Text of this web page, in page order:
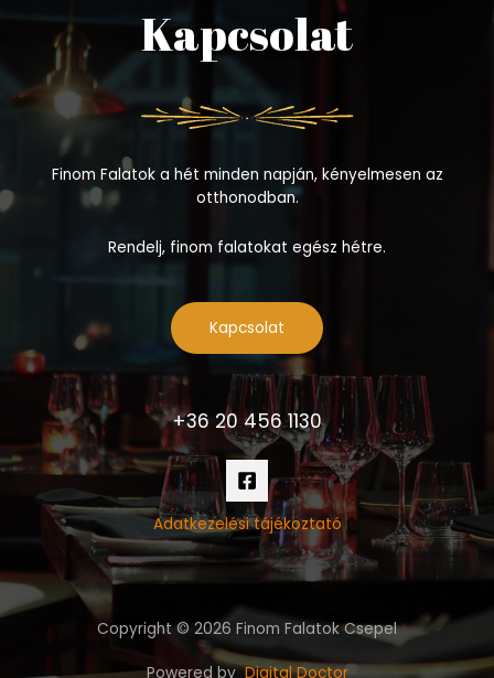
Kapcsolat
Finom Falatok a hét minden napján, kényelmesen az
otthonodban.
Rendelj, finom falatokat egész hétre.
Kapcsolat
+36 20 456 1130
Adatkezelési tájékoztató
Copyright © 2026 Finom Falatok Csepel
Powered byDigital Doctor